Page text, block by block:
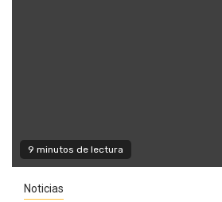
9 minutos de lectura
Noticias